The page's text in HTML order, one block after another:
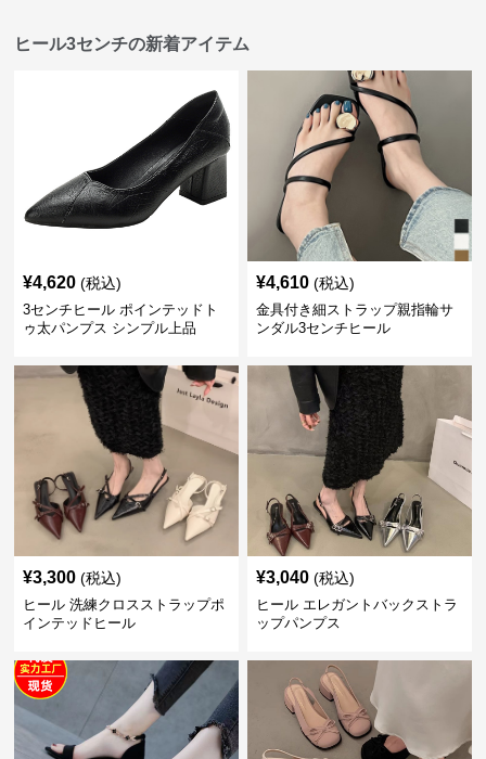
ヒール3センチの新着アイテム
¥4,620 (税込)
3センチヒール ポインテッドト
ゥ太パンプス シンプル上品
¥4,610 (税込)
金具付き細ストラップ親指輪サ
ンダル3センチヒール
¥3,300 (税込)
ヒール 洗練クロスストラップポ
インテッドヒール
¥3,040 (税込)
ヒール エレガントバックストラ
ップパンプス